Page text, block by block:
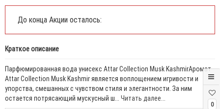
0
До конца Акции осталось:
Краткое описание
Парфюмированная вода унисекс Attar Collection Musk KashmirАромат
Attar Collection Musk Kashmir является воплощением игривости и
упорства, смешанных с чувством стиля и элегантности. За ним
остается потрясающий мускусный ш... Читать далее...